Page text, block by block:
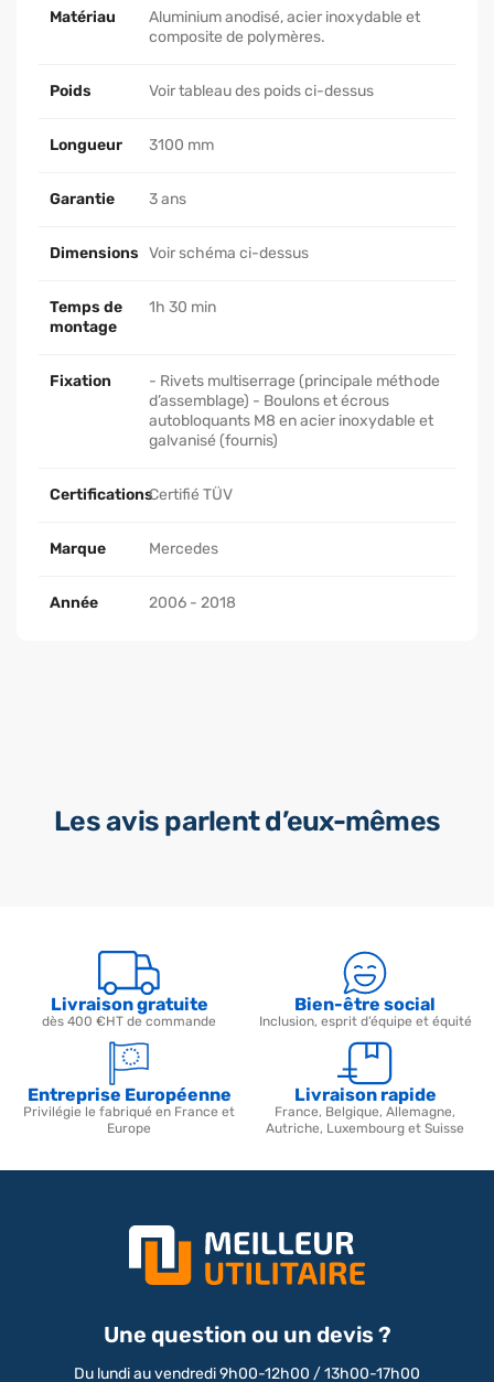
Matériau
Aluminium anodisé, acier inoxydable et
composite de polymères.
Poids Voir tableau des poids ci-dessus
Longueur 3100 mm
Garantie 3 ans
Dimensions Voir schéma ci-dessus
Temps de
montage
1h 30 min
Fixation
- Rivets multiserrage (principale méthode
d’assemblage) - Boulons et écrous
autobloquants M8 en acier inoxydable et
galvanisé (fournis)
CertificationsCertifié TÜV
Marque Mercedes
Année 2006 - 2018
Les avis parlent d’eux-mêmes
Livraison gratuite
dès 400 €HT de commande
Bien-être social
Inclusion, esprit d’équipe et équité
Entreprise Européenne
Privilégie le fabriqué en France et
Europe
Livraison rapide
France, Belgique, Allemagne,
Autriche, Luxembourg et Suisse
Une question ou un devis ?
Du lundi au vendredi 9h00-12h00 / 13h00-17h00